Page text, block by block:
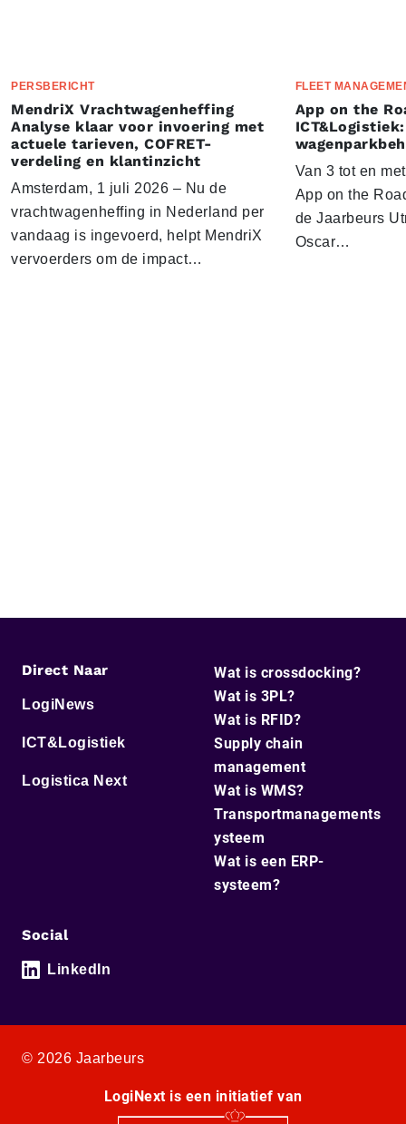
PERSBERICHT
MendriX Vrachtwagenheffing
Analyse klaar voor invoering met
actuele tarieven, COFRET-
verdeling en klantinzicht
Amsterdam, 1 juli 2026 – Nu de
vrachtwagenheffing in Nederland per
vandaag is ingevoerd, helpt MendriX
vervoerders om de impact…
FLEET
App on the
Van 3 tot en
App on the
de Jaarbeurs
Oscar…
Direct Naar
LogiNews
ICT&Logistiek
Logistica Next
Wat is crossdocking?
Wat is 3PL?
Wat is RFID?
Supply chain
management
Wat is WMS?
Transportmanagements
ysteem
Wat is een ERP-
systeem?
Social
LinkedIn
© 2026 Jaarbeurs
LogiNext is een initiatief van